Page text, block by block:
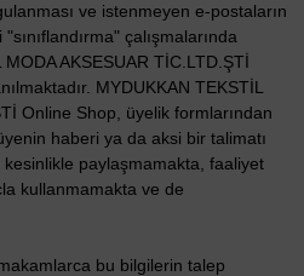
ve istenmeyen e-postaların
çalışmalarında
AKSESUAR TİC.LTD.ŞTİ
MYDUKKAN TEKSTİL
Online Shop, üyelik formlarından
haberi ya da aksi bir talimatı
kesinlikle paylaşmamakta, faaliyet
kullanmamakta ve de
bu bilgilerin talep